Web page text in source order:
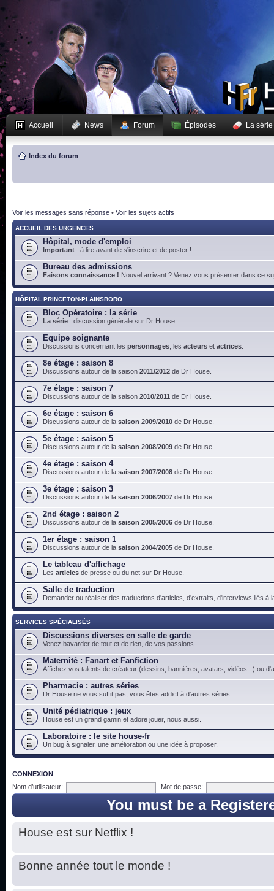
Accueil News Forum Épisodes La série
Index du forum
Voir les messages sans réponse • Voir les sujets actifs
ACCUEIL DES URGENCES
Hôpital, mode d'emploi
Important : à lire avant de s'inscrire et de poster !
Bureau des admissions
Faisons connaissance ! Nouvel arrivant ? Venez vous présenter dans ce
HÔPITAL PRINCETON-PLAINSBORO
Bloc Opératoire : la série
La série : discussion générale sur Dr House.
Equipe soignante
Discussions concernant les personnages , les acteurs et actrices
8e étage : saison 8
Discussions autour de la saison 2011/2012 de Dr House.
7e étage : saison 7
Discussions autour de la saison 2010/2011 de Dr House.
6e étage : saison 6
Discussions autour de la saison 2009/2010 de Dr House.
5e étage : saison 5
Discussions autour de la saison 2008/2009 de Dr House.
4e étage : saison 4
Discussions autour de la saison 2007/2008 de Dr House.
3e étage : saison 3
Discussions autour de la saison 2006/2007 de Dr House.
2nd étage : saison 2
Discussions autour de la saison 2005/2006 de Dr House.
1er étage : saison 1
Discussions autour de la saison 2004/2005 de Dr House.
Le tableau d'affichage
Les articles de presse ou du net sur Dr House.
Salle de traduction
Demander ou réaliser des traductions d'articles, d'extraits, d'interviews liés à
SERVICES SPÉCIALISÉS
Discussions diverses en salle de garde
Venez bavarder de tout et de rien, de vos passions...
Maternité : Fanart et Fanfiction
Affichez vos talents de créateur (dessins, bannières, avatars, vidéos...) ou
Pharmacie : autres séries
Dr House ne vous suffit pas, vous êtes addict à d'autres séries.
Unité pédiatrique : jeux
House est un grand gamin et adore jouer, nous aussi.
Laboratoire : le site house-fr
Un bug à signaler, une amélioration ou une idée à proposer.
CONNEXION
Nom d’utilisateur:
Mot de passe:
You must be a
House est sur Netflix !
Bonne année tout le monde !